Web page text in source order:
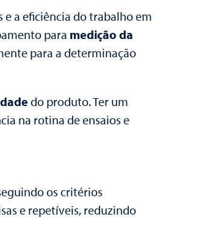
a eficiência do trabalho em
para medição da
para a determinação
do produto. Ter um
na rotina de ensaios e
os critérios
e repetíveis, reduzindo